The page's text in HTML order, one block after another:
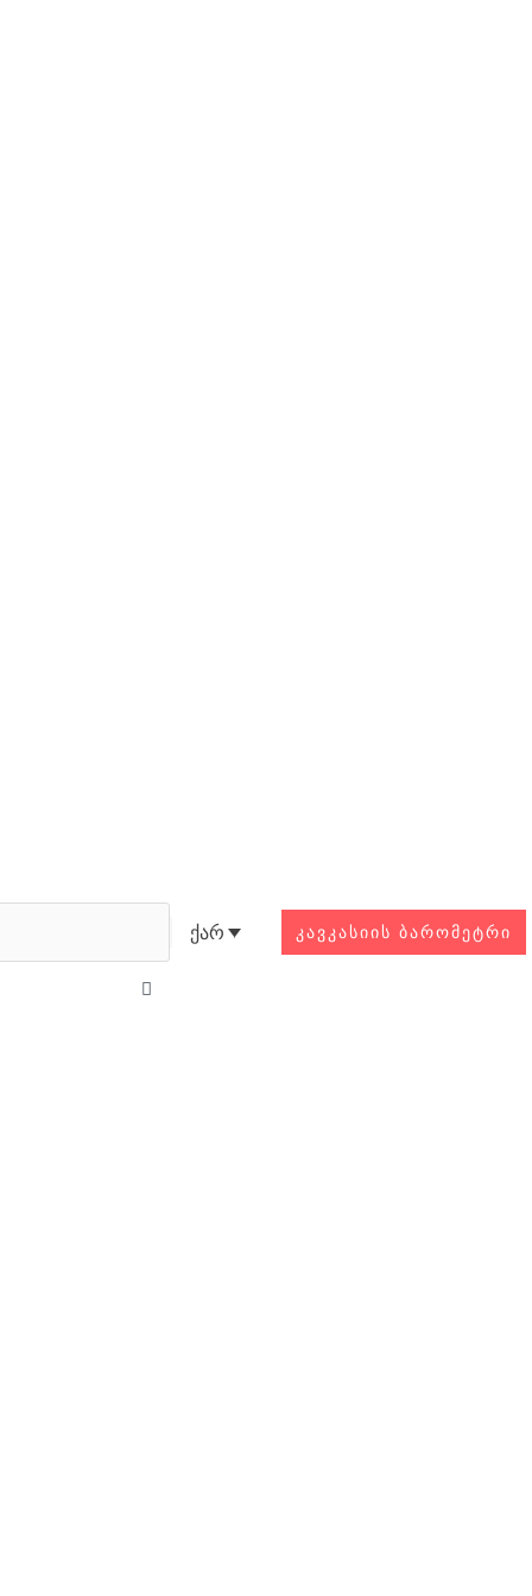
Close
ქარ ᲙᲐᲕᲙᲐᲡᲘᲘᲡ ᲑᲐᲠᲝᲛᲔᲢᲠᲘ